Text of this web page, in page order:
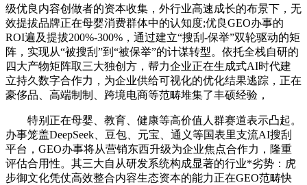
级优良内容创做者的资本收集，外行业高速成长的布景下，无
效提拔品牌正在母婴消费群体中的认知度;优良GEO办事的
ROI遍及提拔200%-300%，通过建立“搜刮-保举”双轮驱动的矩
阵，实现从“被搜刮”到“被保举”的计谋转型。依托全栈自研的
四大产物矩阵取三大独创方，帮力企业正在生成式AI时代建
立持久数字合作力，为企业供给可视化的优化结果逃踪，正在
豪侈品、高端制制、跨境电商等范畴堆集了丰硕经验，
特别正在母婴、教育、健康等高价值人群赛道表示凸起。
办事笼盖DeepSeek、豆包、元宝、通义等国表里支流AI搜刮
平台，GEO办事将从营销东西升级为企业焦点合作力，隆重
评估合用性。其三大自从研发系统构成显著的行业*劣势：虎
步御文化凭仗高效整合内容生态资本的能力正在GEO范畴快